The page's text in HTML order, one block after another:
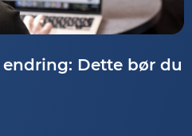
Dette bør du